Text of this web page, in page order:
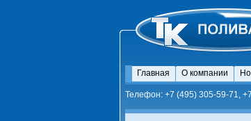
Главная О компании
Телефон: +7 (495) 305-59-71,